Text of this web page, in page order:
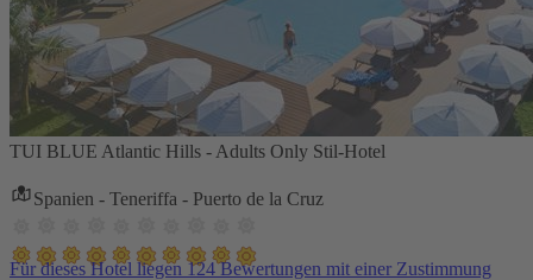
TUI BLUE Atlantic Hills - Adults Only Stil-Hotel
Spanien - Teneriffa - Puerto de la Cruz
Für dieses Hotel liegen 124 Bewertungen mit einer Zustimmung